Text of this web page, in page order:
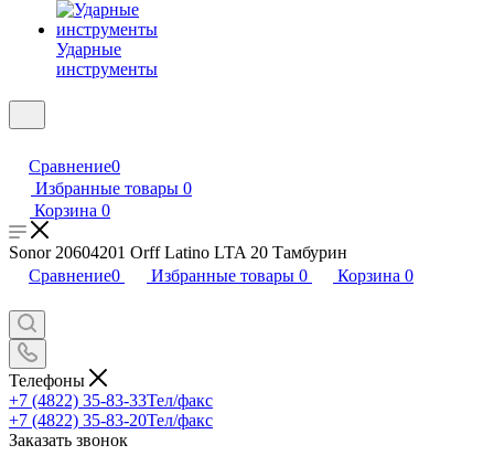
Ударные
инструменты
Сравнение0
Избранные товары 0
Корзина 0
Sonor 20604201 Orff Latino LTA 20 Тамбурин
Сравнение0 Избранные товары 0 Корзина 0
Телефоны
+7 (4822) 35-83-33Тел/факс
+7 (4822) 35-83-20Тел/факс
Заказать звонок